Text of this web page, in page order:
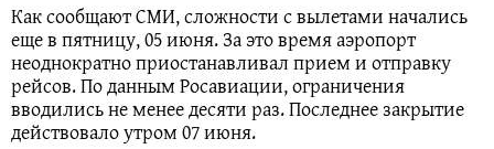
Как сообщают СМИ, сложности с вылетами начались
еще в пятницу, 05 июня. За это время аэропорт
неоднократно приостанавливал прием и отправку
рейсов. По данным Росавиации, ограничения
вводились не менее десяти раз. Последнее закрытие
действовало утром 07 июня.